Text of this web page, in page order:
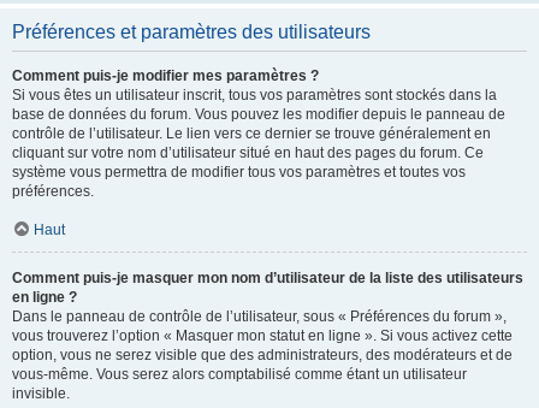
Préférences et paramètres des utilisateurs
Comment puis-je modifier mes paramètres ?
Si vous êtes un utilisateur inscrit, tous vos paramètres sont stockés dans la
base de données du forum. Vous pouvez les modifier depuis le panneau de
contrôle de l’utilisateur. Le lien vers ce dernier se trouve généralement en
cliquant sur votre nom d’utilisateur situé en haut des pages du forum. Ce
système vous permettra de modifier tous vos paramètres et toutes vos
préférences.
Haut
Comment puis-je masquer mon nom d’utilisateur de la liste des utilisateurs
en ligne ?
Dans le panneau de contrôle de l’utilisateur, sous « Préférences du forum »,
vous trouverez l’option « Masquer mon statut en ligne ». Si vous activez cette
option, vous ne serez visible que des administrateurs, des modérateurs et de
vous-même. Vous serez alors comptabilisé comme étant un utilisateur
invisible.